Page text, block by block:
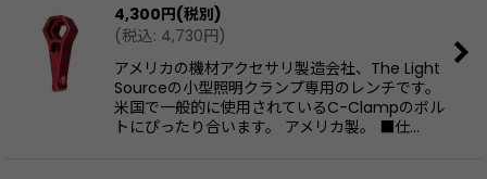
4,300円(税別)
(税込: 4,730円)
アメリカの機材アクセサリ製造会社、The Light
Sourceの小型照明クランプ専用のレンチです。
米国で一般的に使用されているC-Clampのボル
トにぴったり合います。 アメリカ製。 ■仕…